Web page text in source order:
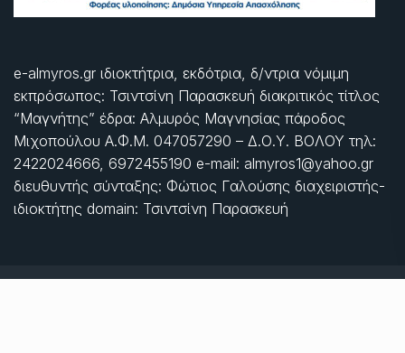
e-almyros.gr ιδιοκτήτρια, εκδότρια, δ/ντρια νόμιμη
εκπρόσωπος: Τσιντσίνη Παρασκευή διακριτικός τίτλος
“Μαγνήτης” έδρα: Αλμυρός Μαγνησίας πάροδος
Μιχοπούλου Α.Φ.Μ. 047057290 – Δ.Ο.Υ. ΒΟΛΟΥ τηλ:
2422024666, 6972455190 e-mail: almyros1@yahoo.gr
διευθυντής σύνταξης: Φώτιος Γαλούσης διαχειριστής-
ιδιοκτήτης domain: Τσιντσίνη Παρασκευή